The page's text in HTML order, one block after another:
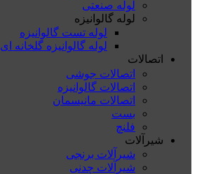
لوله صنعتی
لوله گالوانیزه
لوله تست گالوانیزه
لوله گالوانیزه گلخانه ای
اتصالات
اتصالات جوشی
اتصالات گالوانیزه
اتصالات مانیسمان
بست
فلنچ
شیرآلات
شیرآلات برنجی
شیرآلات چدنی